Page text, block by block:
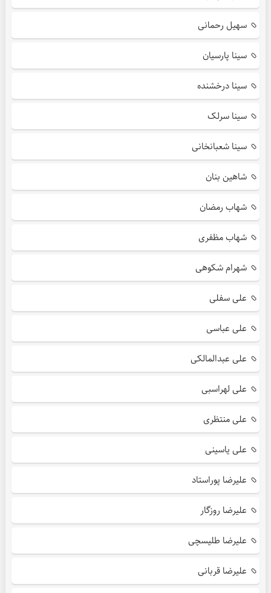
سهیل رحمانی
سینا پارسیان
سینا درخشنده
سینا سرلک
سینا شعبانخانی
شاهین بنان
شهاب رمضان
شهاب مظفری
شهرام شکوهی
علی سفلی
علی عباسی
علی عبدالمالکی
علی لهراسبی
علی منتظری
علی یاسینی
علیرضا پوراستاد
علیرضا روزگار
علیرضا طلیسچی
علیرضا قربانی